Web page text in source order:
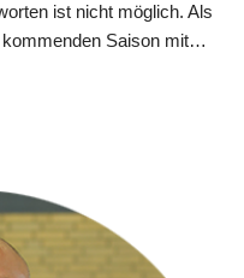
ist nicht möglich. Als
Saison mit…